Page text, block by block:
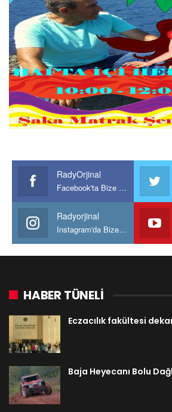
RadyOrjinal
Facebook'ta Bize Katılın
Radyorjinal
Instagram'da Bize katılın
HABER TÜNELİ
Eczacılık fakültesi
Baja Heyecanı Bolu